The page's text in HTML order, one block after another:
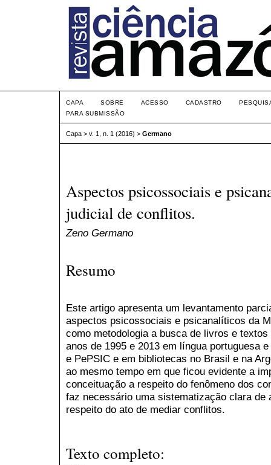
CAPA SOBRE ACESSO CADASTRO
PARA SUBMISSÃO
Capa > v. 1, n. 1 (2016) > Germano
Aspectos psicossociais e
judicial de conflitos.
Zeno Germano
Resumo
Este artigo apresenta um levantamento
aspectos psicossociais e psicanalíticos da
como metodologia a busca de livros e
anos de 1995 e 2013 em língua portuguesa
e PePSIC e em bibliotecas no Brasil e na
ao mesmo tempo em que ficou evidente a
conceituação a respeito do fenômeno dos
faz necessário uma sistematização clara
respeito do ato de mediar conflitos.
Texto completo: